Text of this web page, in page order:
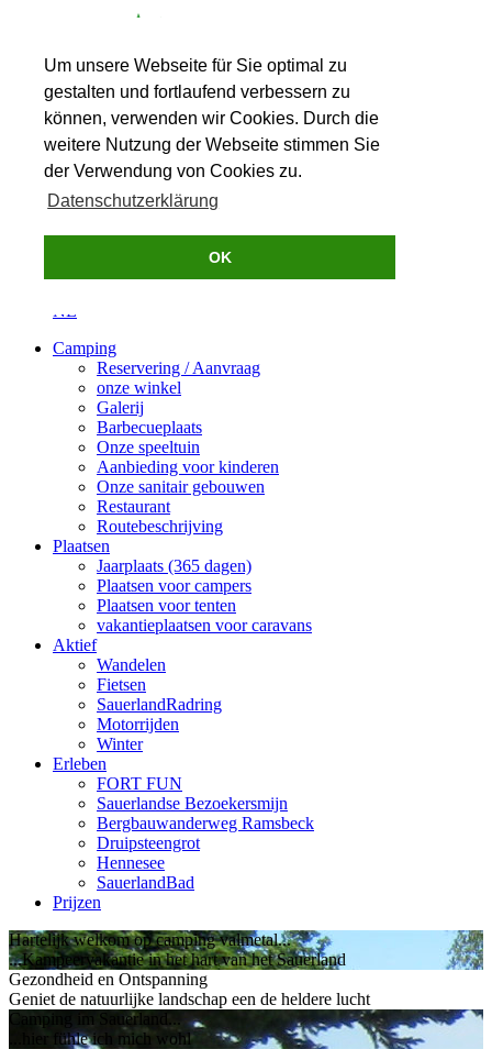
Um unsere Webseite für Sie optimal zu
gestalten und fortlaufend verbessern zu
können, verwenden wir Cookies. Durch die
weitere Nutzung der Webseite stimmen Sie
der Verwendung von Cookies zu.
Datenschutzerklärung
OK
0049(0)2905 253
Contact
NL
Camping
Reservering / Aanvraag
onze winkel
Galerij
Barbecueplaats
Onze speeltuin
Aanbieding voor kinderen
Onze sanitair gebouwen
Restaurant
Routebeschrijving
Plaatsen
Jaarplaats (365 dagen)
Plaatsen voor campers
Plaatsen voor tenten
vakantieplaatsen voor caravans
Aktief
Wandelen
Fietsen
SauerlandRadring
Motorrijden
Winter
Erleben
FORT FUN
Sauerlandse Bezoekersmijn
Bergbauwanderweg Ramsbeck
Druipsteengrot
Hennesee
SauerlandBad
Prijzen
Hartelijk welkom op camping valmetal...
...Kampeervakantie in het hart van het Sauerland
Gezondheid en Ontspanning
Geniet de natuurlijke landschap een de heldere lucht
Camping im Sauerland...
...hier fühle ich mich wohl